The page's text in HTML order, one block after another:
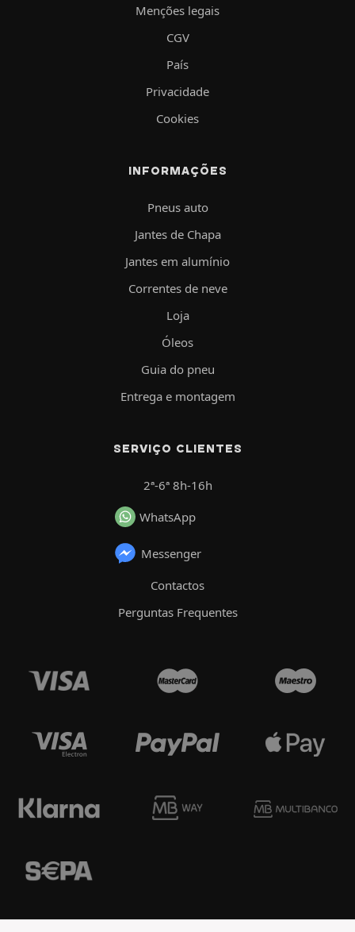
Menções legais
CGV
País
Privacidade
Cookies
INFORMAÇÕES
Pneus auto
Jantes de Chapa
Jantes em alumínio
Correntes de neve
Loja
Óleos
Guia do pneu
Entrega e montagem
SERVIÇO CLIENTES
2ª-6ª 8h-16h
WhatsApp
Messenger
Contactos
Perguntas Frequentes